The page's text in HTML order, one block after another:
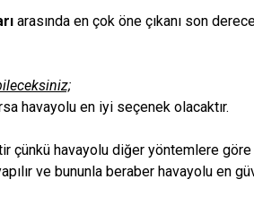
arasında en çok öne çıkanı son
havayolu en iyi seçenek olacaktır.
çünkü havayolu diğer yöntemlere
ve bununla beraber havayolu en